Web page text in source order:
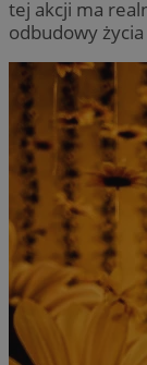
tej akcji ma
odbudowy